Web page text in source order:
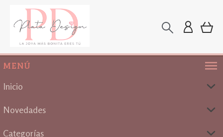
MENÚ
Inicio
Novedades
Categorías